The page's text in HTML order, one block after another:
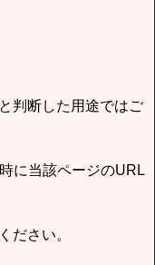
判断した用途ではご
に当該ページのURL
ださい。